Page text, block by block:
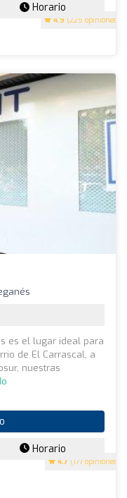
4.9 (225 opiniones)
Horario
4.7 (177 opiniones)
es el lugar ideal para
de El Carrascal, a
nuestras
Horario